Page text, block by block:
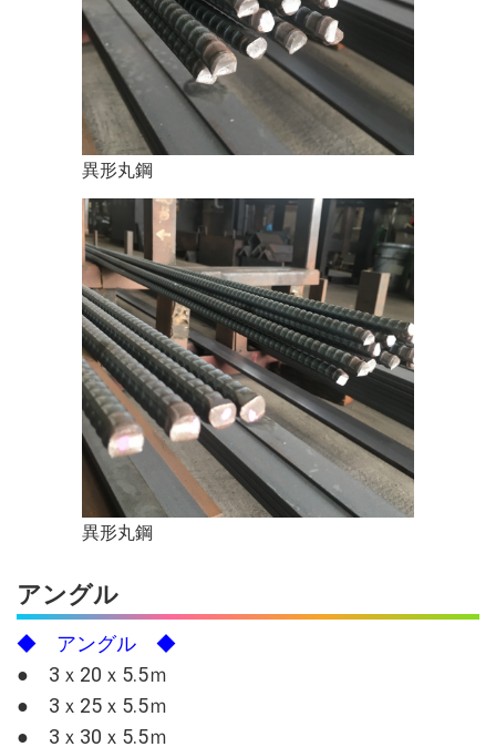
異形丸鋼
異形丸鋼
アングル
◆ アングル ◆
● 3ｘ20ｘ5.5ｍ
● 3ｘ25ｘ5.5ｍ
● 3ｘ30ｘ5.5ｍ